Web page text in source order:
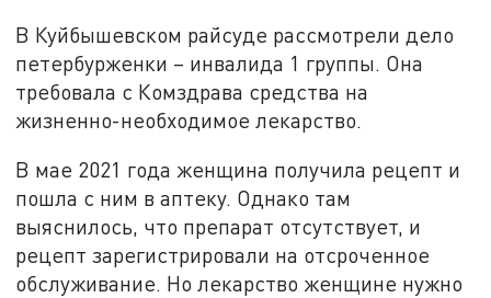
В Куйбышевском райсуде рассмотрели дело
петербурженки – инвалида 1 группы. Она
требовала с Комздрава средства на
жизненно-необходимое лекарство.
В мае 2021 года женщина получила рецепт и
пошла с ним в аптеку. Однако там
выяснилось, что препарат отсутствует, и
рецепт зарегистрировали на отсроченное
обслуживание. Но лекарство женщине нужно